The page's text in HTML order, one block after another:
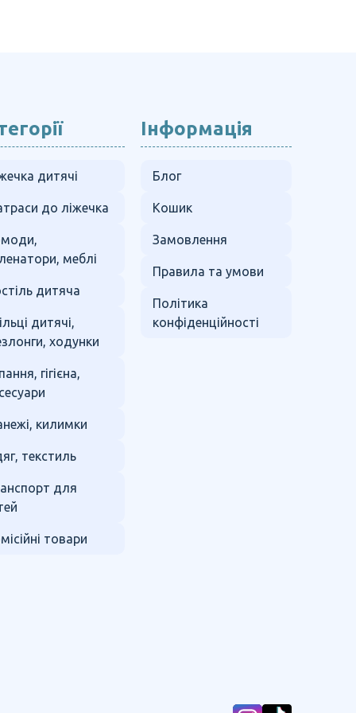
дитячі
до ліжечка
меблі
дитяча
дитячі,
ходунки
гігієна,
килимки
текстиль
для
товари
Інформація
Блог
Кошик
Замовлення
Правила та умови
Політика
конфіденційності